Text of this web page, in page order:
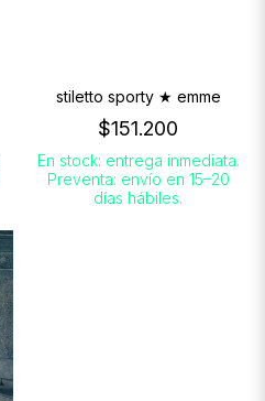
stiletto sporty ★ emme
$151.200
En stock: entrega inmediata.
Preventa: envío en 15–20
días hábiles.